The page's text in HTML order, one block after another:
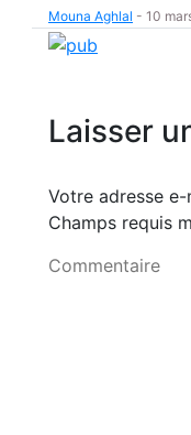
Mouna Aghlal - 10
Laisser
Votre adresse
Champs requis
Commentaire